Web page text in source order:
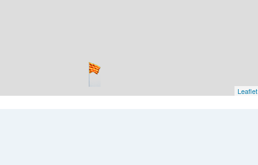
Leaflet